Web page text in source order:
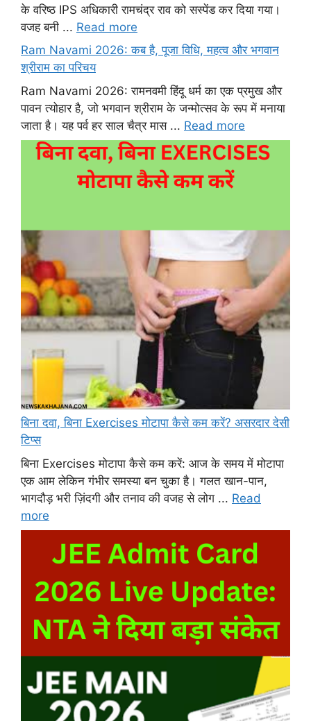
के वरिष्ठ IPS अधिकारी रामचंद्र राव को सस्पेंड कर दिया गया।
वजह बनी ... Read more
Ram Navami 2026: कब है, पूजा विधि, महत्व और भगवान
श्रीराम का परिचय
Ram Navami 2026: रामनवमी हिंदू धर्म का एक प्रमुख और
पावन त्योहार है, जो भगवान श्रीराम के जन्मोत्सव के रूप में मनाया
जाता है। यह पर्व हर साल चैत्र मास ... Read more
बिना दवा, बिना Exercises मोटापा कैसे कम करें? असरदार देसी
टिप्स
बिना Exercises मोटापा कैसे कम करें: आज के समय में मोटापा
एक आम लेकिन गंभीर समस्या बन चुका है। गलत खान-पान,
भागदौड़ भरी ज़िंदगी और तनाव की वजह से लोग ... Read
more